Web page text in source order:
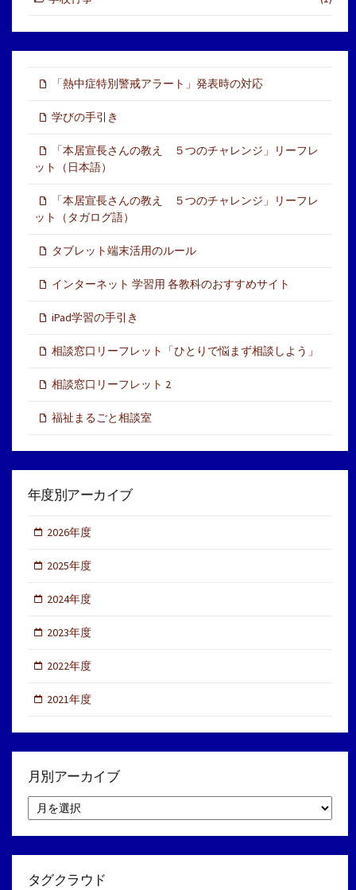
「熱中症特別警戒アラート」発表時の対応
学びの手引き
「本居宣長さんの教え ５つのチャレンジ」リーフレ
ット（日本語）
「本居宣長さんの教え ５つのチャレンジ」リーフレ
ット（タガログ語）
タブレット端末活用のルール
インターネット 学習用 各教科のおすすめサイト
iPad学習の手引き
相談窓口リーフレット「ひとりで悩まず相談しよう」
相談窓口リーフレット 2
福祉まるごと相談室
年度別アーカイブ
2026年度
2025年度
2024年度
2023年度
2022年度
2021年度
月別アーカイブ
別
ア
イ
タグクラウド